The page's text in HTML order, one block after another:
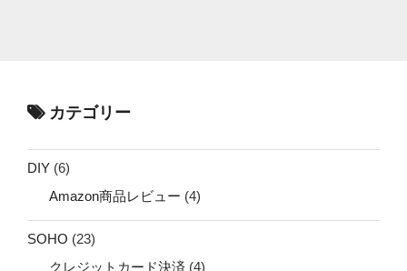
カテゴリー
DIY (6)
Amazon商品レビュー (4)
SOHO (23)
クレジットカード決済 (4)